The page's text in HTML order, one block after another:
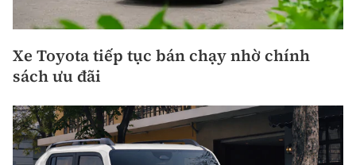
Xe Toyota tiếp tục bán chạy nhờ chính
sách ưu đãi